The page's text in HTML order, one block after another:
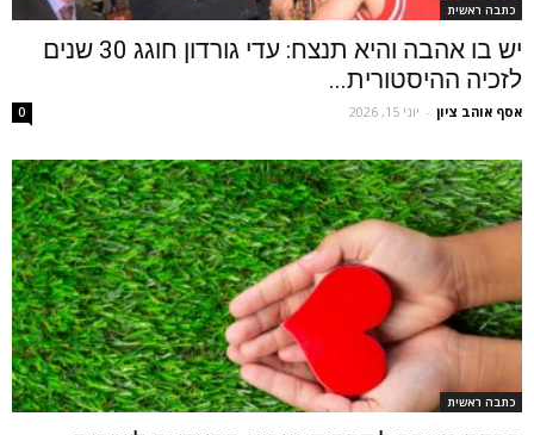
כתבה ראשית
יש בו אהבה והיא תנצח: עדי גורדון חוגג 30 שנים
לזכיה ההיסטורית...
אסף אוהב ציון - יוני 15, 2026 0
כתבה ראשית